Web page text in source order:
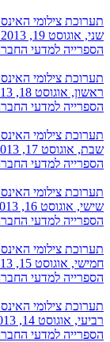
תערוכת צילומי
שני, אוגוסט 19, 2013 - 08:00
הספרייה למדעי
תערוכת צילומי
ראשון, אוגוסט 18, 2013 - 08:00
הספרייה למדעי
תערוכת צילומי
שבת, אוגוסט 17, 2013 - 08:00
הספרייה למדעי
תערוכת צילומי
שישי, אוגוסט 16, 2013 - 08:00
הספרייה למדעי
תערוכת צילומי
חמישי, אוגוסט 15, 2013 - 08:00
הספרייה למדעי
תערוכת צילומי
רביעי, אוגוסט 14, 2013 - 08:00
הספרייה למדעי